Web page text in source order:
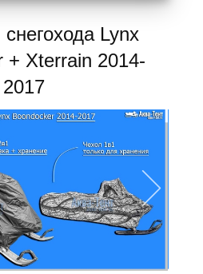
Lynx
+ Xterrain 2014-
2017